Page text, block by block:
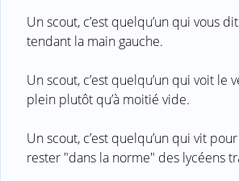
Un scout, c’est quelqu’un qui vous
tendant la main gauche.
Un scout, c’est quelqu’un qui voit le
plein plutôt qu’à moitié vide.
Un scout, c’est quelqu’un qui vit
rester "dans la norme" des lycéens